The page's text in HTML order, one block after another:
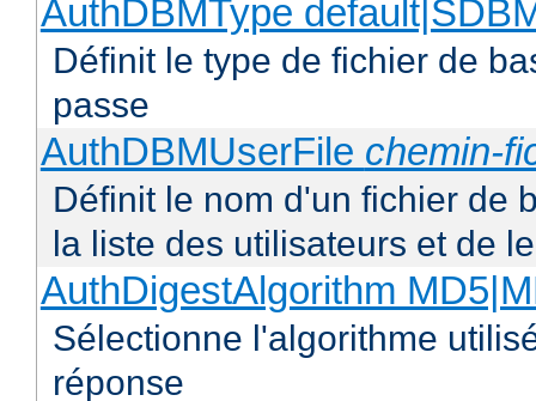
AuthDBMType
Définit le type de fichier de
passe
AuthDBMUserFile chemin-
Définit le nom d'un fichier de
la liste des utilisateurs et de
AuthDigestAlgorithm
Sélectionne l'algorithme
réponse